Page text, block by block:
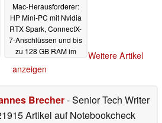
Mac-Herausforderer:
HP Mini-PC mit Nvidia
RTX Spark, ConnectX-
7-Anschlüssen und bis
zu 128 GB RAM im
Weitere Artikel
anzeigen
Brecher- Senior Tech Writer
Artikel auf Notebookcheck